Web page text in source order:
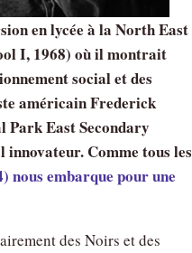
en lycée à la North East
I, 1968) où il montrait
social et des
américain Frederick
Park East Secondary
innovateur. Comme tous les
nous embarque pour une
des Noirs et des